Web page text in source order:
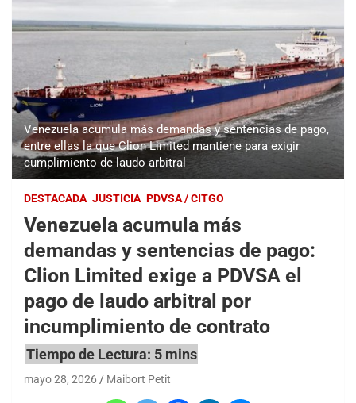
Venezuela acumula más demandas y sentencias de pago,
entre ellas la que Clion Limited mantiene para exigir
cumplimiento de laudo arbitral
DESTACADA JUSTICIA PDVSA / CITGO
Venezuela acumula más
demandas y sentencias de pago:
Clion Limited exige a PDVSA el
pago de laudo arbitral por
incumplimiento de contrato
mayo 28, 2026 Maibort Petit